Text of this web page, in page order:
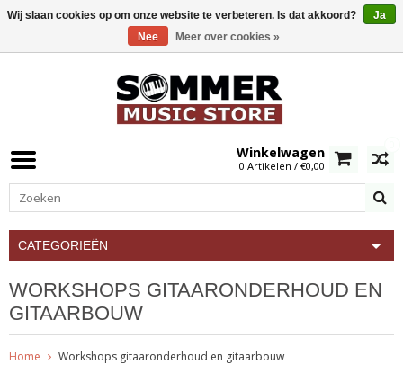
Winkelwagen
0 Artikelen / €0,00
CATEGORIEËN
WORKSHOPS GITAARONDERHOUD EN
GITAARBOUW
Home Workshops gitaaronderhoud en gitaarbouw
Wij slaan cookies op om onze website te verbeteren. Is dat akkoord?
Ja
Nee
Meer over cookies »